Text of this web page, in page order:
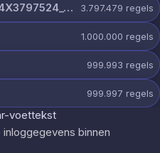
ULP_MIX_UHQ_part1_3797524X3797524_@dextercloud7.txt 3.797.479 regels
1.000.000 regels
999.993 regels
999.997 regels
binnen